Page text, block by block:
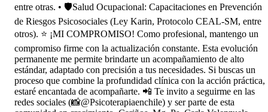
entre otras. • 🛡️Salud Ocupacional: Capacitaciones en Prevención
de Riesgos Psicosociales (Ley Karin, Protocolo CEAL-SM, entre
otros). ⭐ ¡MI COMPROMISO! Como profesional, mantengo un
compromiso firme con la actualización constante. Esta evolución
permanente me permite brindarte un acompañamiento de alto
estándar, adaptado con precisión a tus necesidades. Si buscas un
proceso que combine la profundidad clínica con la acción práctica,
estaré encantada de acompañarte. 📲 Te invito a seguirme en las
redes sociales (📸@Psicoterapiaenchile) y ser parte de esta